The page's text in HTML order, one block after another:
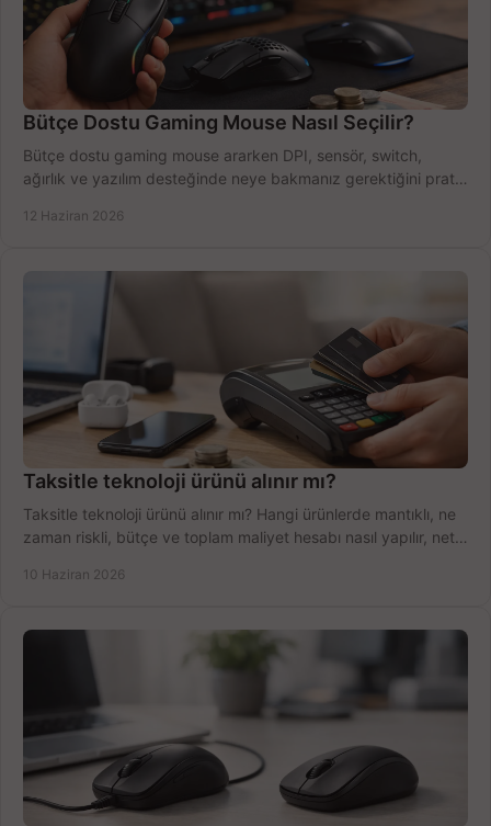
Bütçe Dostu Gaming Mouse Nasıl Seçilir?
Bütçe dostu gaming mouse ararken DPI, sensör, switch,
ağırlık ve yazılım desteğinde neye bakmanız gerektiğini pratik
12 Haziran 2026
Taksitle teknoloji ürünü alınır mı?
Taksitle teknoloji ürünü alınır mı? Hangi ürünlerde mantıklı, ne
zaman riskli, bütçe ve toplam maliyet hesabı nasıl yapılır, net
10 Haziran 2026